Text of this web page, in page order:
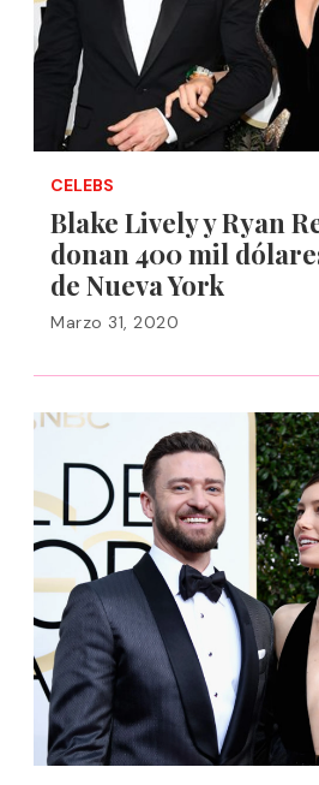
CELEBS
Blake Lively y Ryan
donan 400 mil
de Nueva York
Marzo 31, 2020